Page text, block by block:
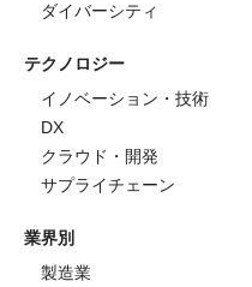
ダイバーシティ
テクノロジー
イノベーション・技術
DX
クラウド・開発
サプライチェーン
業界別
製造業